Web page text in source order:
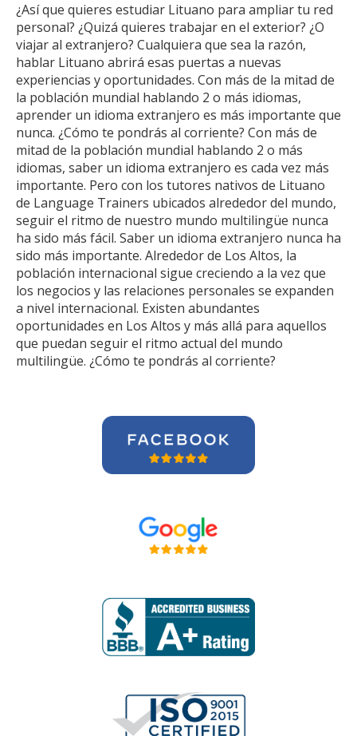
¿Así que quieres estudiar Lituano para ampliar tu red
personal? ¿Quizá quieres trabajar en el exterior? ¿O
viajar al extranjero? Cualquiera que sea la razón,
hablar Lituano abrirá esas puertas a nuevas
experiencias y oportunidades. Con más de la mitad de
la población mundial hablando 2 o más idiomas,
aprender un idioma extranjero es más importante que
nunca. ¿Cómo te pondrás al corriente? Con más de
mitad de la población mundial hablando 2 o más
idiomas, saber un idioma extranjero es cada vez más
importante. Pero con los tutores nativos de Lituano
de Language Trainers ubicados alrededor del mundo,
seguir el ritmo de nuestro mundo multilingüe nunca
ha sido más fácil. Saber un idioma extranjero nunca ha
sido más importante. Alrededor de Los Altos, la
población internacional sigue creciendo a la vez que
los negocios y las relaciones personales se expanden
a nivel internacional. Existen abundantes
oportunidades en Los Altos y más allá para aquellos
que puedan seguir el ritmo actual del mundo
multilingüe. ¿Cómo te pondrás al corriente?